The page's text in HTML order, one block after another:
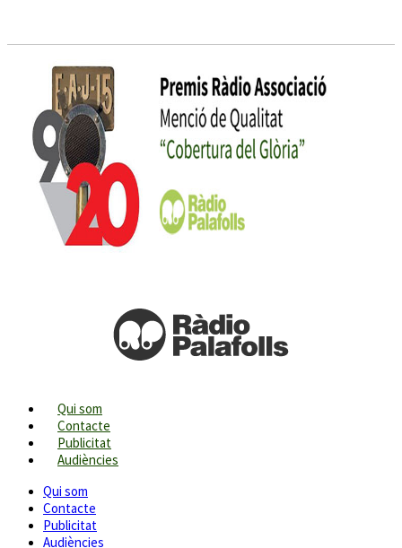
Qui som
Contacte
Publicitat
Audiències
Qui som
Contacte
Publicitat
Audiències